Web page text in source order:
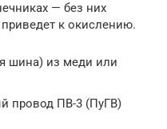
— без них
к окислению.
шина) из меди или
провод ПВ-3 (ПуГВ)